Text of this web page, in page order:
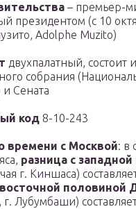
– премьер-
президентом (с 10
Adolphe Muzito)
двухпалатный, состоит
собрания
и Сената
код 8-10-243
времени с Москвой: в
разница с
г. Киншаса)
восточной половиной
Лубумбаши)